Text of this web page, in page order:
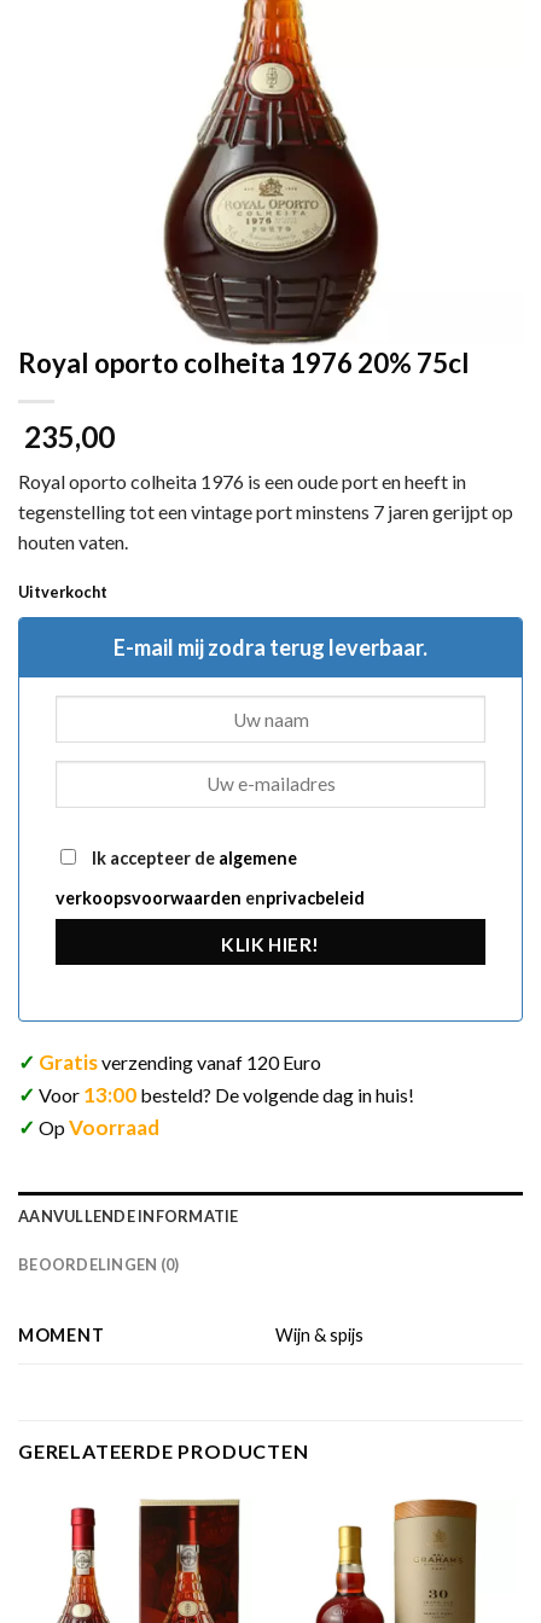
Royal oporto colheita 1976 20% 75cl
235,00
Royal oporto colheita 1976 is een oude port en heeft in
tegenstelling tot een vintage port minstens 7 jaren gerijpt op
houten vaten.
Uitverkocht
E-mail mij zodra terug leverbaar.
Ik accepteer de algemene
verkoopsvoorwaarden enprivacbeleid
KLIK HIER!
✓ Gratisverzending vanaf 120 Euro
✓ Voor 13:00 besteld? De volgende dag in huis!
✓ OpVoorraad
AANVULLENDE INFORMATIE
BEOORDELINGEN (0)
MOMENT Wijn & spijs
GERELATEERDE PRODUCTEN